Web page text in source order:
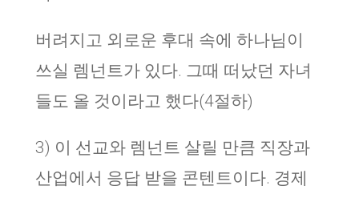
버려지고 외로운 후대 속에 하나님이
쓰실 렘넌트가 있다. 그때 떠났던 자녀
들도 올 것이라고 했다(4절하)
3) 이 선교와 렘넌트 살릴 만큼 직장과
산업에서 응답 받을 콘텐트이다. 경제